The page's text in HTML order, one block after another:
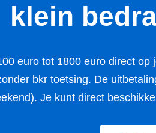
klein
euro tot 1800 euro direct
bkr toetsing. De
Je kunt direct